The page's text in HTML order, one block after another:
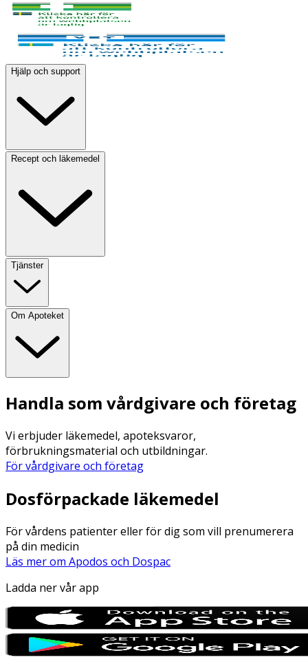
Hjälp och support
Recept och läkemedel
Tjänster
Om Apoteket
Handla som vårdgivare och företag
Vi erbjuder läkemedel, apoteksvaror,
förbrukningsmaterial och utbildningar.
För vårdgivare och företag
Dosförpackade läkemedel
För vårdens patienter eller för dig som vill prenumerera
på din medicin
Läs mer om Apodos och Dospac
Ladda ner vår app